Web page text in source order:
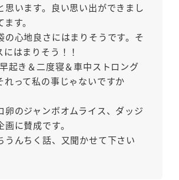
思います。良い思い出ができまし
す。
の心地良さにはまりそうです。そ
はまりそう！！
起き＆二度寝＆車中ストロング
れって私の事じゃないですか
卵のジャンボオムライス、ダッジ
に賛成です。
うんちく話、又聞かせて下さい